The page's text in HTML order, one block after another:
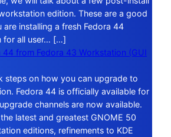
edition. These are a good
installing a fresh Fedora 44
for all user… […]
from Fedora 43 Workstation (GUI
steps on how you can upgrade to
Fedora 44 is officially available for
channels are now available.
latest and greatest GNOME 50
editions, refinements to KDE